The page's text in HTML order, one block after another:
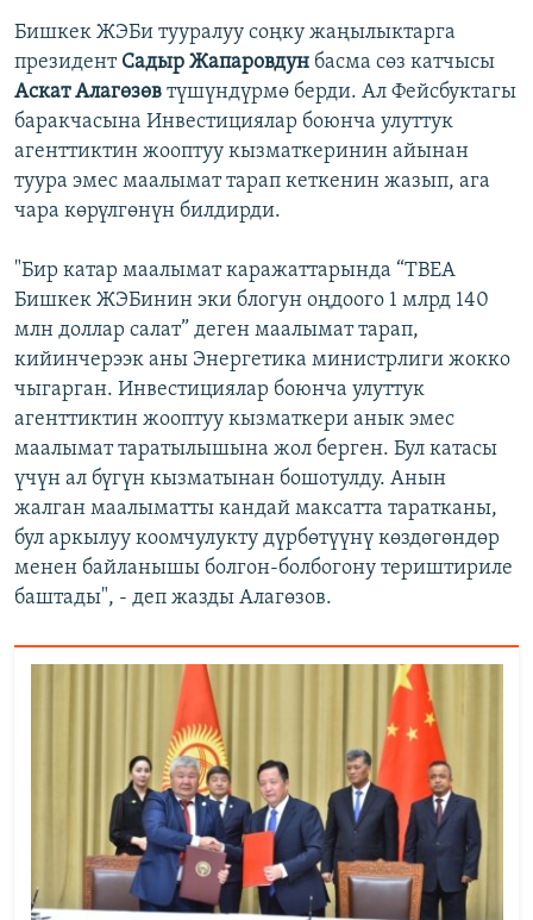
Бишкек ЖЭБи тууралуу соңку жаңылыктарга
президент Садыр Жапаровдун басма сөз катчысы
Аскат Алагөзөв түшүндүрмө берди. Ал Фейсбуктагы
баракчасына Инвестициялар боюнча улуттук
агенттиктин жооптуу кызматкеринин айынан
туура эмес маалымат тарап кеткенин жазып, ага
чара көрүлгөнүн билдирди.
"Бир катар маалымат каражаттарында “ТВЕА
Бишкек ЖЭБинин эки блогун оңдоого 1 млрд 140
млн доллар салат” деген маалымат тарап,
кийинчерээк аны Энергетика министрлиги жокко
чыгарган. Инвестициялар боюнча улуттук
агенттиктин жооптуу кызматкери анык эмес
маалымат таратылышына жол берген. Бул катасы
үчүн ал бүгүн кызматынан бошотулду. Анын
жалган маалыматты кандай максатта таратканы,
бул аркылуу коомчулукту дүрбөтүүнү көздөгөндөр
менен байланышы болгон-болбогону териштириле
баштады", - деп жазды Алагөзов.